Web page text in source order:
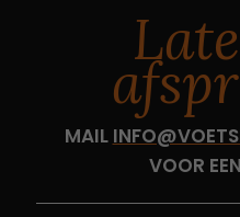
MAIL
VOOR